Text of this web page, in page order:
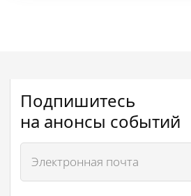
Подпишитесь
на анонсы событий